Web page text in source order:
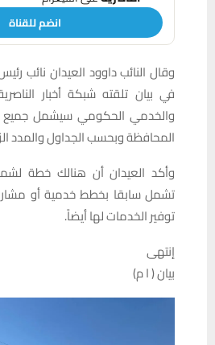
انضم للقناة
وقال النائب داوود العيدان نائب
في بيان تلقته شبكة أخبار
والخدمي الحكومي سيشمل جميع
المحافظة وبحسب الجداول والمدد
وأكد العيدان أن هنالك خطة
تشمل سابقا بخطط خدمية أو
توفير الخدمات لها أيضاً.
إنتهى
بيان ( ا م)